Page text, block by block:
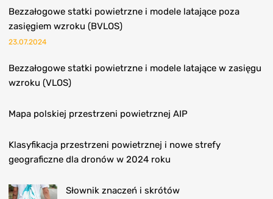
Bezzałogowe statki powietrzne i modele latające poza
zasięgiem wzroku (BVLOS)
23.07.2024
Bezzałogowe statki powietrzne i modele latające w zasięgu
wzroku (VLOS)
Mapa polskiej przestrzeni powietrznej AIP
Klasyfikacja przestrzeni powietrznej i nowe strefy
geograficzne dla dronów w 2024 roku
Słownik znaczeń i skrótów